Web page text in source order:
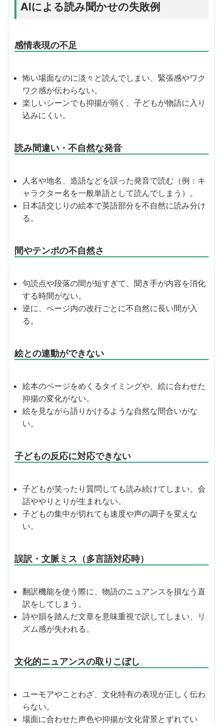
AIによる読み聞かせの失敗例
感情表現の不足
怖い場面なのに淡々と読んでしまい、緊張感やワク
ワク感が伝わらない。
楽しいシーンでも抑揚が弱く、子どもが物語に入り
込みにくい。
読み間違い・不自然な発音
人名や地名、造語などを誤った発音で読む（例：キ
ャラクター名を一般単語として読んでしまう）。
日本語交じりの絵本で英語部分を不自然に読み分け
る。
間やテンポの不自然さ
句読点や段落の間が短すぎて、聞き手が内容を消化
する時間がない。
逆に、ページ内の改行ごとに不自然に長い間が入
る。
絵との連動ができない
絵本のページをめくるタイミングや、絵に合わせた
抑揚の変化がない。
絵を見ながら語りかけるような自然な間合いがな
い。
子どもの反応に対応できない
子どもが笑ったり質問しても読み続けてしまい、会
話ややりとりが生まれない。
子どもの集中が切れても速度や声の調子を変えな
い。
誤訳・文脈ミス（多言語対応時）
翻訳機能を使う際に、物語のニュアンスを損なう直
訳をしてしまう。
詩や韻を踏んだ文章を意味重視で訳してしまい、リ
ズム感が失われる。
文化的ニュアンスの取りこぼし
ユーモアやことわざ、文化特有の表現が正しく伝わ
らない。
場面に合わせた声色や抑揚が文化背景とずれてい